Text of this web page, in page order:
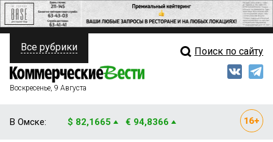
ПОЛИТИКА
ФИНАНСЫ
Свежий выпуск
Все рубрики Поиск по сайту
Воскресенье, 9 Августа
В Омске: $ 82,1665 € 94,8366